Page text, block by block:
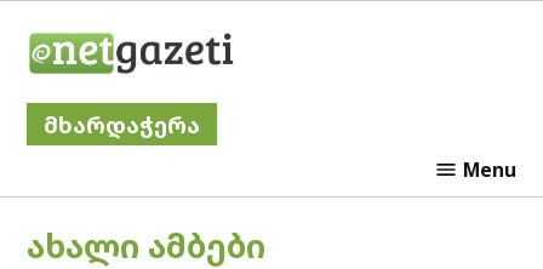
მხარდაჭერა
Menu
POSTED
ᲐᲮᲐᲚᲘ ᲐᲛᲑᲔᲑᲘ